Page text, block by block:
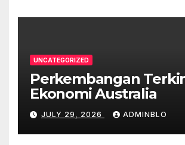
UNCATEGORIZED
Perkembangan
Ekonomi Australia
JULY 29, 2026 ADMINBLO